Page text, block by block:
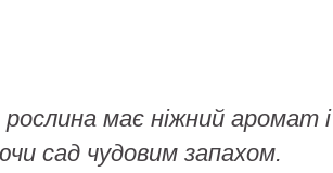
має ніжний аромат і
сад чудовим запахом.